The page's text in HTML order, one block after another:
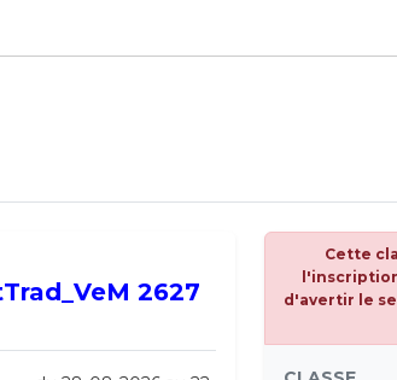
2627
Cette
d'avertir le